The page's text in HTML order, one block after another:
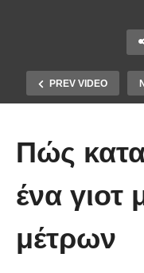
PREV VIDEO
Πώς
ένα γιοτ
μέτρων